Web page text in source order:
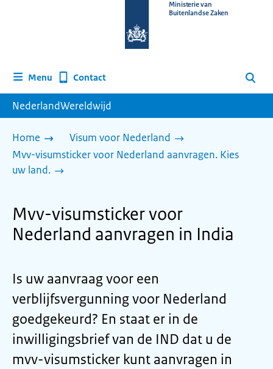
homepage
Ministerie van
Buitenlandse Zaken
Menu Contact Zoeken
NederlandWereldwijd
Home
Visum voor Nederland
Mvv-visumsticker voor Nederland aanvragen. Kies
uw land.
Mvv-visumsticker voor
Nederland aanvragen in India
Is uw aanvraag voor een
verblijfsvergunning voor Nederland
goedgekeurd? En staat er in de
inwilligingsbrief van de IND dat u de
mvv-visumsticker kunt aanvragen in